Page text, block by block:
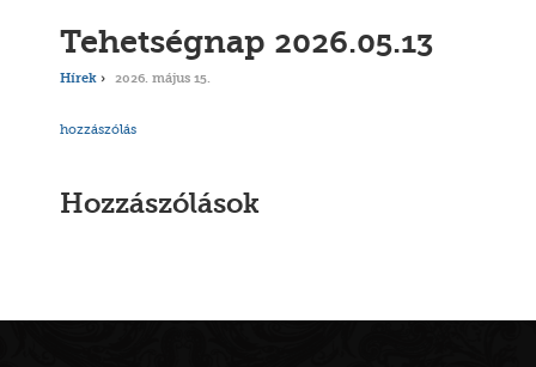
Tehetségnap 2026.05.13
Hírek 2026. május 15.
hozzászólás
Hozzászólások